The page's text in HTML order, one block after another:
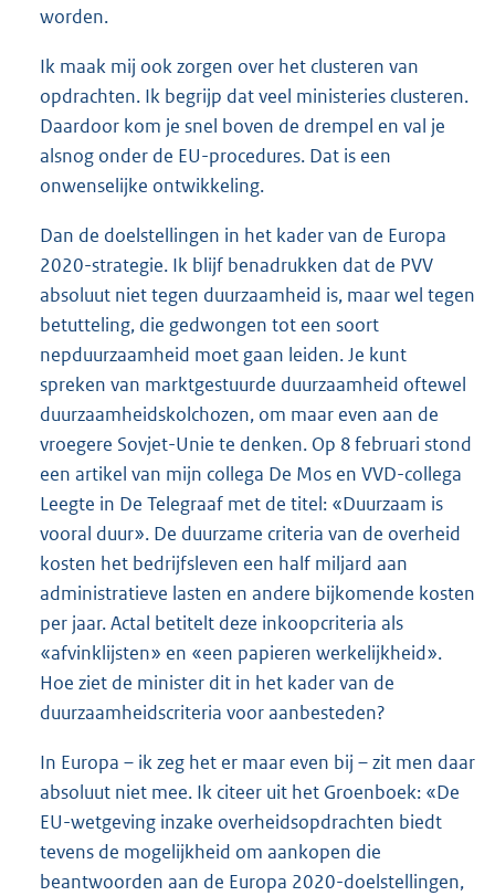
worden.
Ik maak mij ook zorgen over het clusteren van
opdrachten. Ik begrijp dat veel ministeries clusteren.
Daardoor kom je snel boven de drempel en val je
alsnog onder de EU-procedures. Dat is een
onwenselijke ontwikkeling.
Dan de doelstellingen in het kader van de Europa
2020-strategie. Ik blijf benadrukken dat de PVV
absoluut niet tegen duurzaamheid is, maar wel tegen
betutteling, die gedwongen tot een soort
nepduurzaamheid moet gaan leiden. Je kunt
spreken van marktgestuurde duurzaamheid oftewel
duurzaamheidskolchozen, om maar even aan de
vroegere Sovjet-Unie te denken. Op 8 februari stond
een artikel van mijn collega De Mos en VVD-collega
Leegte in De Telegraaf met de titel: «Duurzaam is
vooral duur». De duurzame criteria van de overheid
kosten het bedrijfsleven een half miljard aan
administratieve lasten en andere bijkomende kosten
per jaar. Actal betitelt deze inkoopcriteria als
«afvinklijsten» en «een papieren werkelijkheid».
Hoe ziet de minister dit in het kader van de
duurzaamheidscriteria voor aanbesteden?
In Europa – ik zeg het er maar even bij – zit men daar
absoluut niet mee. Ik citeer uit het Groenboek: «De
EU-wetgeving inzake overheidsopdrachten biedt
tevens de mogelijkheid om aankopen die
beantwoorden aan de Europa 2020-doelstellingen,